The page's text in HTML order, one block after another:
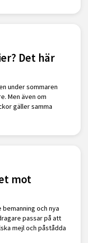
Det här
under sommaren
Men även om
gäller samma
mot
och nya
passar på att
mejl och påstådda